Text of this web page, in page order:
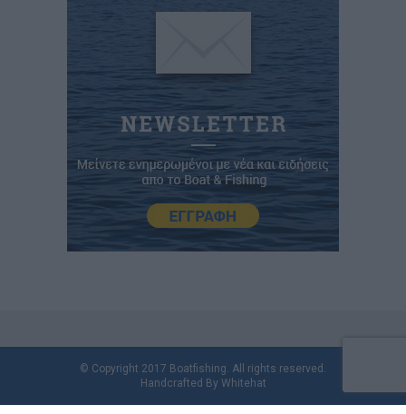
© Copyright 2017 Boatfishing. All rights reserved.
Handcrafted By Whitehat